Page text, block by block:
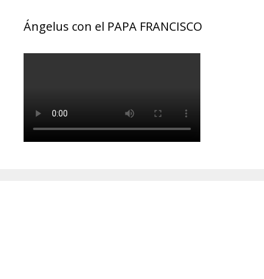
Ángelus con el PAPA FRANCISCO